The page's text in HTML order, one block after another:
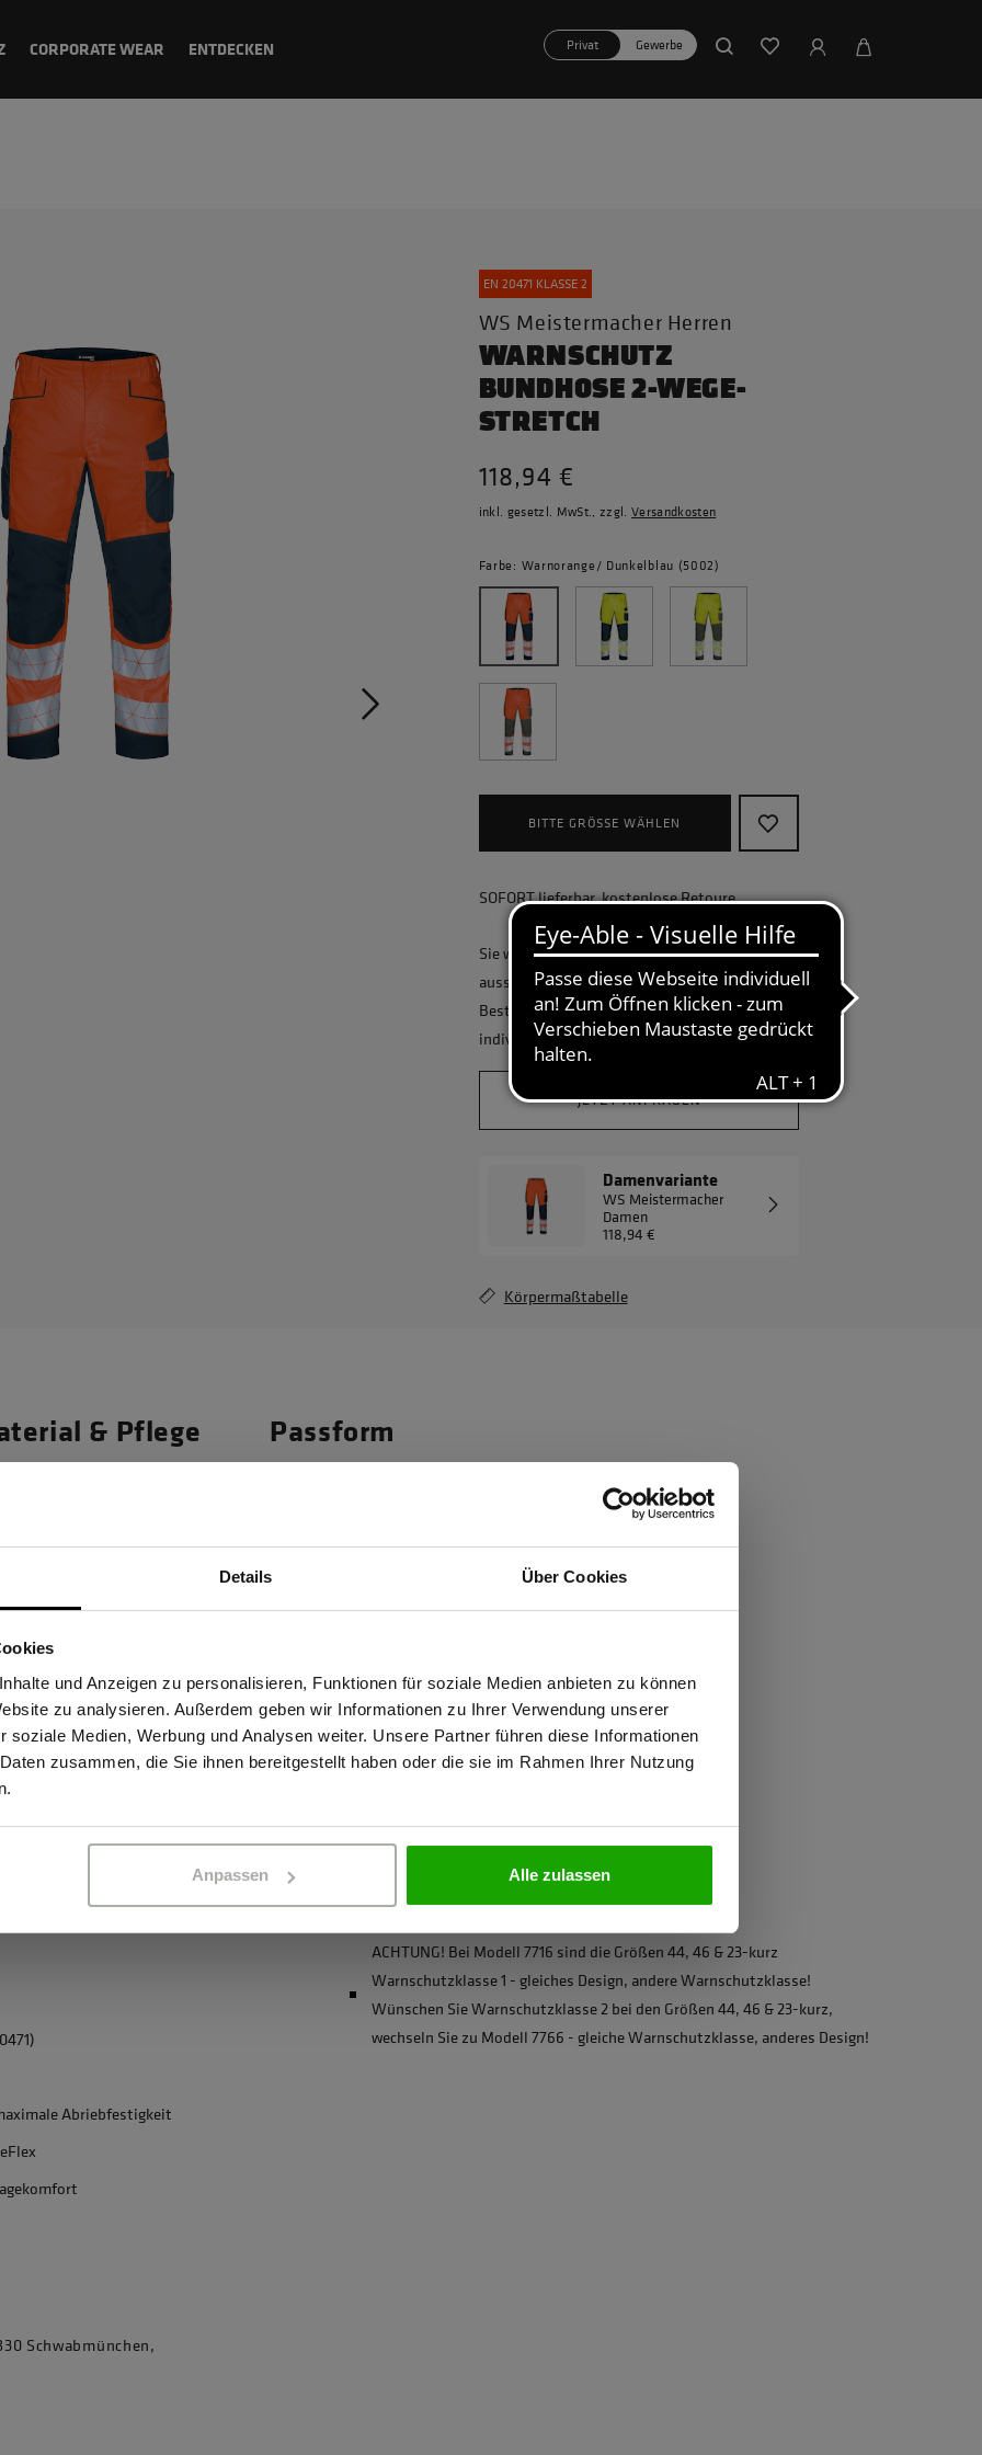
Details Über Cookies
und Anzeigen zu personalisieren, Funktionen für soziale Medien anbieten zu können
zu analysieren. Außerdem geben wir Informationen zu Ihrer Verwendung unserer
soziale Medien, Werbung und Analysen weiter. Unsere Partner führen diese Informationen
zusammen, die Sie ihnen bereitgestellt haben oder die sie im Rahmen Ihrer Nutzung
Anpassen Alle zulassen
CORPORATE WEAR ENTDECKEN Privat Gewerbe
EN 20471 KLASSE 2
WS Meistermacher Herren
WARNSCHUTZ
BUNDHOSE 2-WEGE-
STRETCH
118,94 €
inkl. gesetzl. MwSt., zzgl. Versandkosten
Farbe: Warnorange/ Dunkelblau (5002)
BITTE GRÖSSE WÄHLEN
SOFORT lieferbar, kostenlose Retoure
Sie wollen Ihr Unternehmen ganzheitlich
ausstatten und benötigen eine größere
Bestellmenge? Gerne erstellen wir Ihnen ein
individuelles Angebot.
JETZT ANFRAGEN
Damenvariante
WS Meistermacher
Damen
118,94 €
Körpermaßtabelle
& Pflege Passform
WS Meistermacher
Maßstäbe in Sachen
hochwertigen Materialien
Rohstoffe und
EN 14404-Zertifizierung
anspruchsvolle Einsätze.
PRO AR40. Die beliebte
Bewegungsfreiheit –
Funktionalität und
Abriebfestigkeit
Schwabmünchen,
Wasserabweisend
Robust
Kein Einsatz von PFAS
EN 20471 Klasse 2, Kombinationsgruppen: V
OEKO-TEX® zertifiziert
ACHTUNG! Bei Modell 7716 sind die Größen 44, 46 & 23-kurz
Warnschutzklasse 1 - gleiches Design, andere Warnschutzklasse!
Wünschen Sie Warnschutzklasse 2 bei den Größen 44, 46 & 23-kurz,
wechseln Sie zu Modell 7766 - gleiche Warnschutzklasse, anderes Design!
Sind Sie Gewerbetreibender?
dass ich Gewerbetreibender bin. Alle Preise werden netto ausgewiesen.
PRIVATPERSON